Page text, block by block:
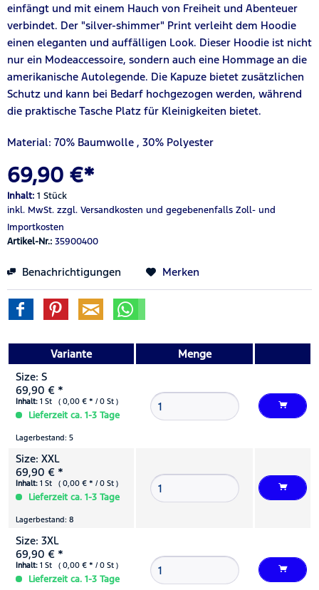
einfängt und mit einem Hauch von Freiheit und Abenteuer
verbindet. Der "silver-shimmer" Print verleiht dem Hoodie
einen eleganten und auffälligen Look. Dieser Hoodie ist nicht
nur ein Modeaccessoire, sondern auch eine Hommage an die
amerikanische Autolegende. Die Kapuze bietet zusätzlichen
Schutz und kann bei Bedarf hochgezogen werden, während
die praktische Tasche Platz für Kleinigkeiten bietet.
Material: 70% Baumwolle , 30% Polyester
69,90 €*
Inhalt: 1 Stück
inkl. MwSt. zzgl. Versandkosten und gegebenenfalls Zoll- und
Importkosten
Artikel-Nr.: 35900400
Benachrichtigungen Merken
Variante
Menge
Size: S
69,90 € *
Inhalt: 1 St ( 0,00 € * / 0 St )
Lieferzeit ca. 1-3 Tage
Lagerbestand: 5
Size: XXL
69,90 € *
Inhalt: 1 St ( 0,00 € * / 0 St )
Lieferzeit ca. 1-3 Tage
Lagerbestand: 8
Size: 3XL
69,90 € *
Inhalt: 1 St ( 0,00 € * / 0 St )
Lieferzeit ca. 1-3 Tage